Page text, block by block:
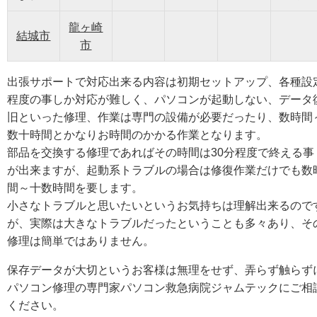
結城市
龍ヶ崎
市
出張サポートで対応出来る内容は初期セットアップ、各種設
程度の事しか対応が難しく、パソコンが起動しない、データ
旧といった修理、作業は専門の設備が必要だったり、数時間
数十時間とかなりお時間のかかる作業となります。
部品を交換する修理であればその時間は30分程度で終える事
が出来ますが、起動系トラブルの場合は修復作業だけでも数
間～十数時間を要します。
小さなトラブルと思いたいというお気持ちは理解出来るので
が、実際は大きなトラブルだったということも多々あり、そ
修理は簡単ではありません。
保存データが大切というお客様は無理をせず、弄らず触らず
パソコン修理の専門家パソコン救急病院ジャムテックにご相
ください。